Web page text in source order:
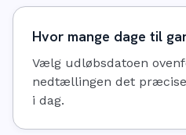
Hvor mange dage til
Vælg udløbsdatoen
nedtællingen det
i dag.